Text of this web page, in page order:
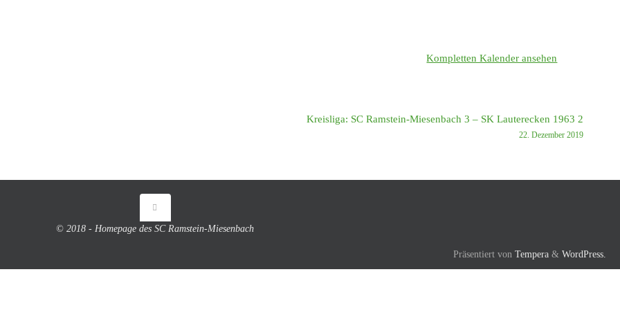
Kompletten Kalender ansehen
Kreisliga: SC Ramstein-Miesenbach 3 – SK Lauterecken 1963 2
22. Dezember 2019
© 2018 - Homepage des SC Ramstein-Miesenbach
Präsentiert von Tempera & WordPress.